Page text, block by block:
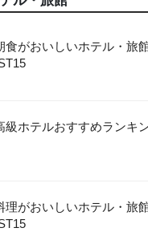
食がおいしいホテル・旅
級ホテルおすすめランキ
理がおいしいホテル・旅